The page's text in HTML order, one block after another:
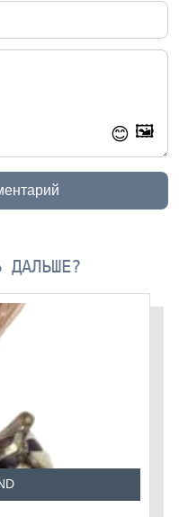
😊 🖼️
ДАЛЬШЕ?